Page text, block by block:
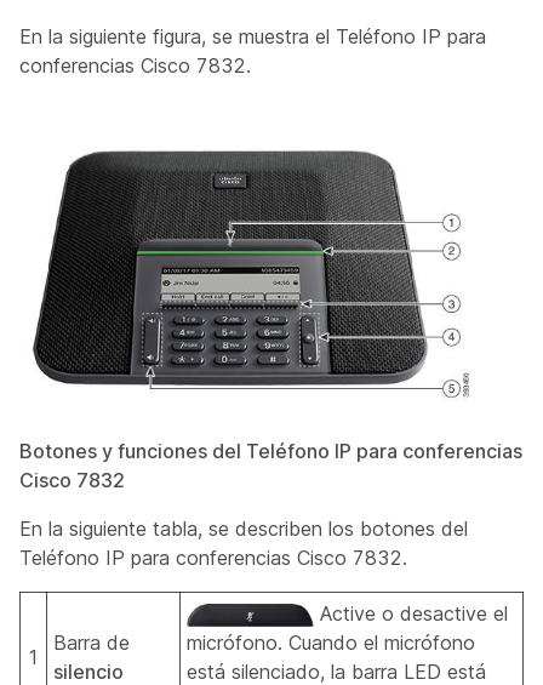
En la siguiente figura, se muestra el Teléfono IP para
conferencias Cisco 7832.
Botones y funciones del Teléfono IP para conferencias
Cisco 7832
En la siguiente tabla, se describen los botones del
Teléfono IP para conferencias Cisco 7832.
1
Barra de
silencio
Active o desactive el
micrófono. Cuando el micrófono
está silenciado, la barra LED está